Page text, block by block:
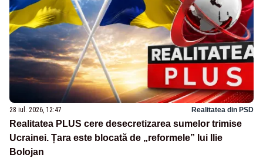
28 iul. 2026, 12:47 Realitatea din PSD
Realitatea PLUS cere desecretizarea sumelor trimise
Ucrainei. Țara este blocată de „reformele” lui Ilie
Bolojan